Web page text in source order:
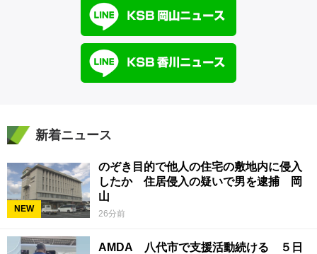
新着ニュース
NEW
のぞき目的で他人の住宅の敷地内に侵入
したか 住居侵入の疑いで男を逮捕 岡
山
26分前
AMDA 八代市で支援活動続ける ５日